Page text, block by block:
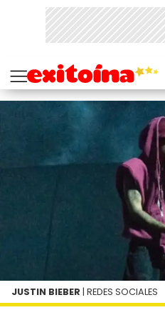
JUSTIN BIEBER | REDES SOCIALES